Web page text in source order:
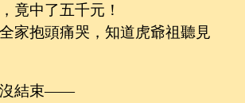
竟中了五千元！
家抱頭痛哭，知道虎爺祖聽見
沒結束——